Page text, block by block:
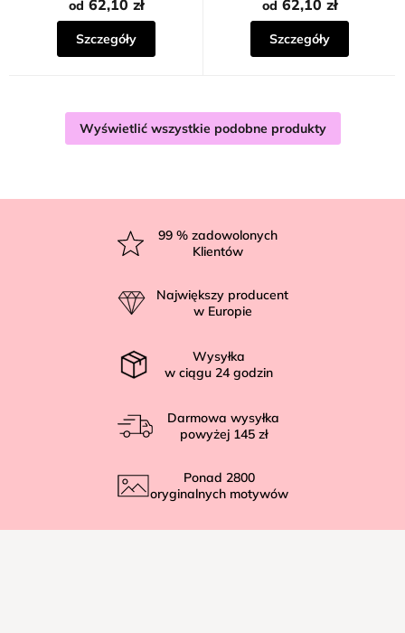
od 62,10 zł
Szczegóły
od 62,10 zł
Szczegóły
Wyświetlić wszystkie podobne produkty
99 % zadowolonych
Klientów
Największy producent
w Europie
Wysyłka
w ciągu 24 godzin
Darmowa wysyłka
powyżej 145 zł
Ponad 2800
oryginalnych motywów